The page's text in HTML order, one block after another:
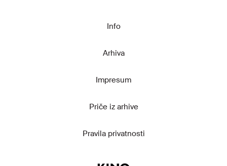
Info
Arhiva
Impresum
Priče iz arhive
Pravila privatnosti